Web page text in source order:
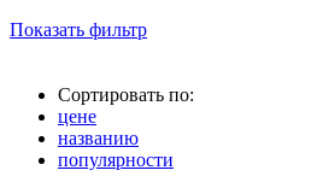
Показать фильтр
Сортировать по:
цене
названию
популярности